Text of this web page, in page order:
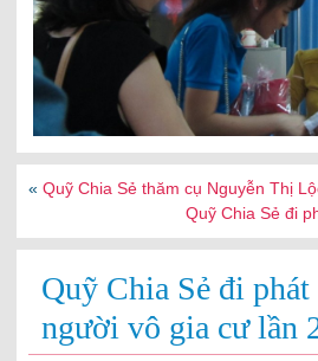
«Quỹ Chia Sẻ thăm cụ Nguyễn Thị
Quỹ Chia Sẻ đi
Quỹ Chia Sẻ đi phát
người vô gia cư lần